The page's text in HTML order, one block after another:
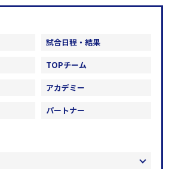
試合日程・結果
TOPチーム
アカデミー
パートナー